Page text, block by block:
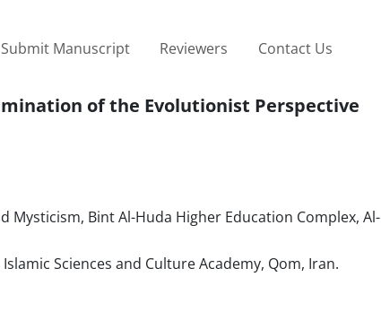
Submit Manuscript Reviewers Contact Us
of the Evolutionist Perspective
Bint Al-Huda Higher Education Complex, Al-
Sciences and Culture Academy, Qom, Iran.